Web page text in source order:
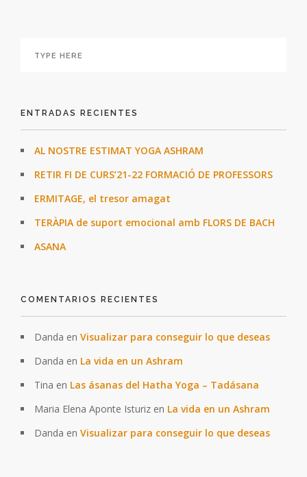
ENTRADAS RECIENTES
AL NOSTRE ESTIMAT YOGA ASHRAM
RETIR FI DE CURS’21-22 FORMACIÓ DE PROFESSORS
ERMITAGE, el tresor amagat
TERÀPIA de suport emocional amb FLORS DE BACH
ASANA
COMENTARIOS RECIENTES
Danda en Visualizar para conseguir lo que deseas
Danda en La vida en un Ashram
Tina en Las ásanas del Hatha Yoga – Tadásana
Maria Elena Aponte Isturiz en La vida en un Ashram
Danda en Visualizar para conseguir lo que deseas